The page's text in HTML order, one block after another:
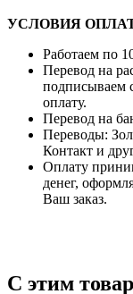
УСЛОВИЯ
Работаем по
Перевод на
подписываем
оплату.
Перевод на
Переводы:
Контакт и
Оплату
денег,
Ваш заказ.
С этим